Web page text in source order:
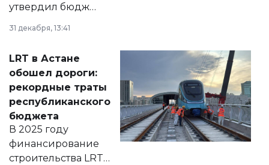
утвердил бюджет
2028 годы.
документ
появился в базе
нормативных
правовых актов и
на сайте маслихат
города.
31 декабря, 13:41
LRT в Астане
обошел дороги:
рекордные траты
республиканского
бюджета
В 2025 году
финансирование
строительства LRT